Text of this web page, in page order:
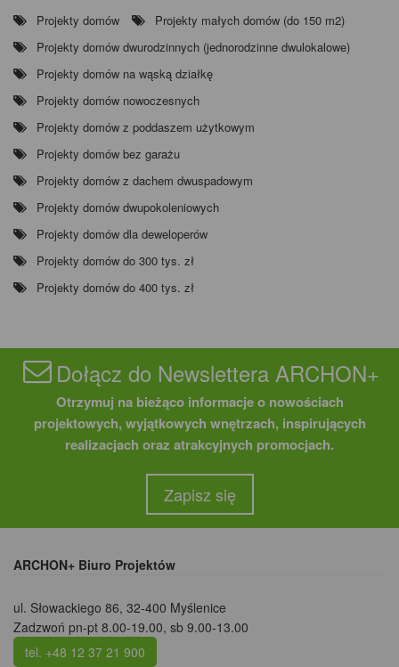
Projekty domów
Projekty małych domów (do 150 m2)
Projekty domów dwurodzinnych (jednorodzinne dwulokalowe)
Projekty domów na wąską działkę
Projekty domów nowoczesnych
Projekty domów z poddaszem użytkowym
Projekty domów bez garażu
Projekty domów z dachem dwuspadowym
Projekty domów dwupokoleniowych
Projekty domów dla deweloperów
Projekty domów do 300 tys. zł
Projekty domów do 400 tys. zł
Dołącz do Newslettera ARCHON+
Otrzymuj na bieżąco informacje o nowościach
projektowych, wyjątkowych wnętrzach, inspirujących
realizacjach oraz atrakcyjnych promocjach.
Zapisz się
ARCHON+ Biuro Projektów
ul. Słowackiego 86, 32-400 Myślenice
Zadzwoń pn-pt 8.00-19.00, sb 9.00-13.00
tel. +48 12 37 21 900